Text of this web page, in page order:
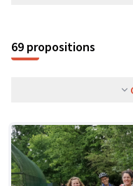
69 propositions